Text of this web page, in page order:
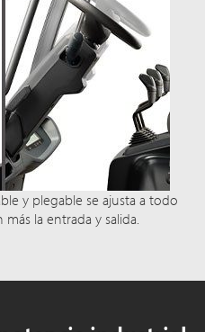
y plegable se ajusta a todo
la entrada y salida.